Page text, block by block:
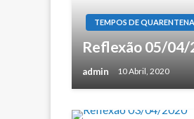
TEMPOS DE QUARENTENA
Reflexão 05/04/
admin 10 Abril, 2020